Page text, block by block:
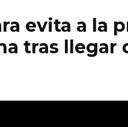
evita a la
tras llegar